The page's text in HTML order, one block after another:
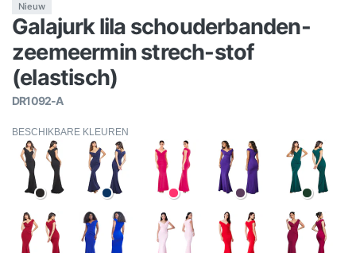
Nieuw
Galajurk lila schouderbanden-
zeemeermin strech-stof
(elastisch)
DR1092-A
BESCHIKBARE KLEUREN